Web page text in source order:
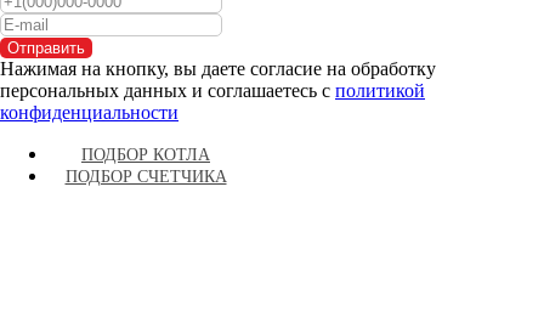
Отправить
Нажимая на кнопку, вы даете согласие на обработку
персональных данных и соглашаетесь c политикой
конфиденциальности
ПОДБОР КОТЛА
ПОДБОР СЧЕТЧИКА